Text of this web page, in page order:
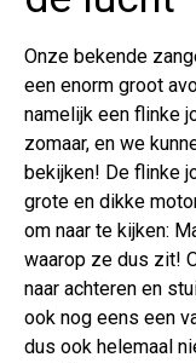
Onze bekende
een enorm groot
namelijk een flinke
zomaar, en we
bekijken! De flinke
grote en dikke
om naar te kijken:
waarop ze dus zit!
naar achteren en
ook nog eens een
dus ook helemaal